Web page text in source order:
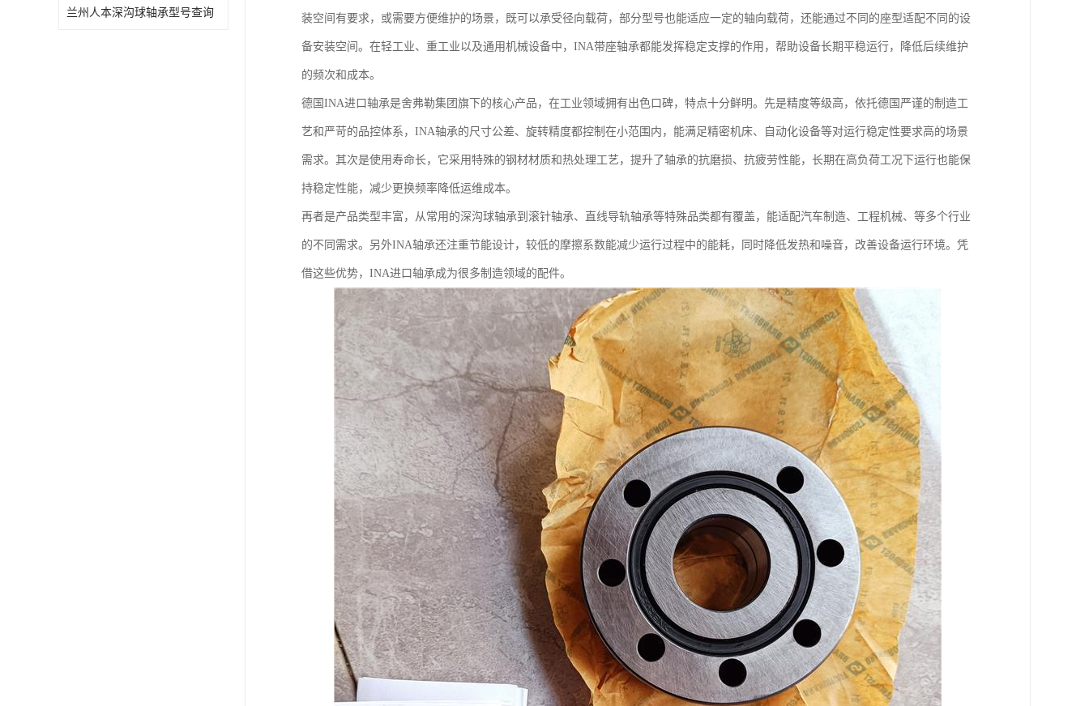
兰州人本深沟球轴承型号查询 装空间有要求，或需要方便维护的场景，既可以承受径向载荷，部分型号也能适应一定的轴向载荷，还能通过不同的座型适配不同的设
备安装空间。在轻工业、重工业以及通用机械设备中，INA带座轴承都能发挥稳定支撑的作用，帮助设备长期平稳运行，降低后续维护
的频次和成本。
德国INA进口轴承是舍弗勒集团旗下的核心产品，在工业领域拥有出色口碑，特点十分鲜明。先是精度等级高，依托德国严谨的制造工
艺和严苛的品控体系，INA轴承的尺寸公差、旋转精度都控制在小范围内，能满足精密机床、自动化设备等对运行稳定性要求高的场景
需求。其次是使用寿命长，它采用特殊的钢材材质和热处理工艺，提升了轴承的抗磨损、抗疲劳性能，长期在高负荷工况下运行也能保
持稳定性能，减少更换频率降低运维成本。
再者是产品类型丰富，从常用的深沟球轴承到滚针轴承、直线导轨轴承等特殊品类都有覆盖，能适配汽车制造、工程机械、等多个行业
的不同需求。另外INA轴承还注重节能设计，较低的摩擦系数能减少运行过程中的能耗，同时降低发热和噪音，改善设备运行环境。凭
借这些优势，INA进口轴承成为很多制造领域的配件。